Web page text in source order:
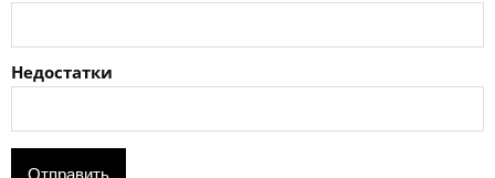
Недостатки